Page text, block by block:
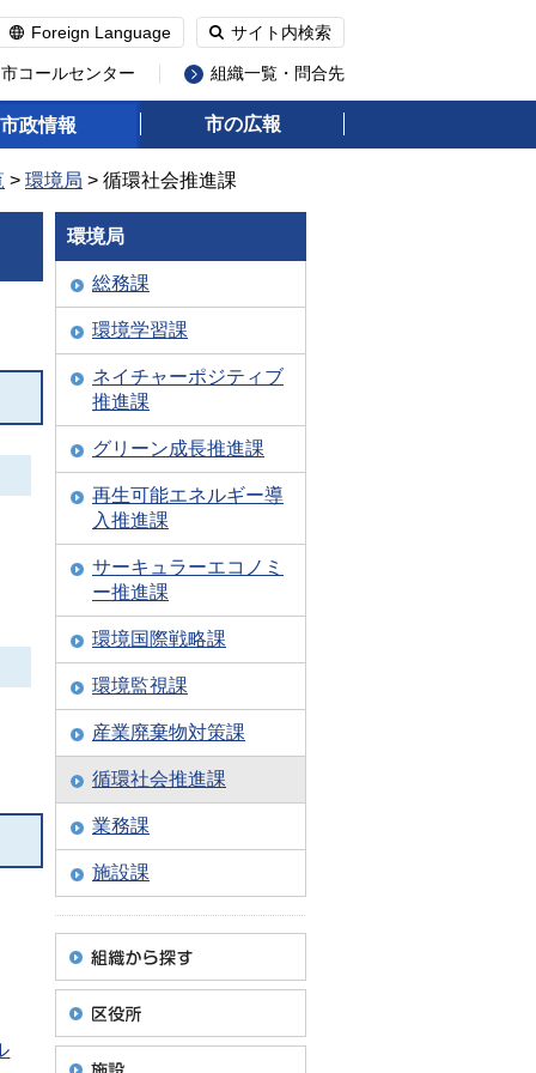
Foreign Language サイト内検索
コールセンター 組織一覧・問合先
市政情報 市の広報
> 環境局 > 循環社会推進課
環境局
総務課
環境学習課
ネイチャーポジティブ
推進課
グリーン成長推進課
再生可能エネルギー導
入推進課
サーキュラーエコノミ
ー推進課
環境国際戦略課
環境監視課
産業廃棄物対策課
循環社会推進課
業務課
施設課